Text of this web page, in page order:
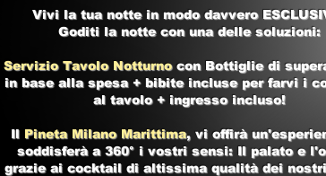
Vivi la tua notte in modo davvero
Goditi la notte con una delle soluzioni:
Servizio Tavolo Notturnocon Bottiglie di
in base alla spesa + bibite incluse per farvi i
al tavolo + ingresso incluso!
Il Pineta Milano Marittima, vi offirà
soddisferà a 360° i vostri sensi: Il palato e
grazie ai cocktail di altissima qualità dei